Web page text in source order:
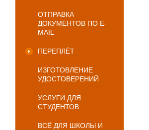
ОТПРАВКА
ДОКУМЕНТОВ ПО E-
MAIL
ПЕРЕПЛЁТ
ИЗГОТОВЛЕНИЕ
УДОСТОВЕРЕНИЙ
УСЛУГИ ДЛЯ
СТУДЕНТОВ
ВСЁ ДЛЯ ШКОЛЫ И